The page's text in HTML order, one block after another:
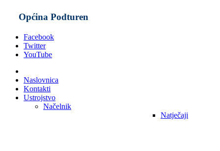
Općina Podturen
Facebook
Twitter
YouTube
Naslovnica
Kontakti
Ustrojstvo
Načelnik
Natječaji